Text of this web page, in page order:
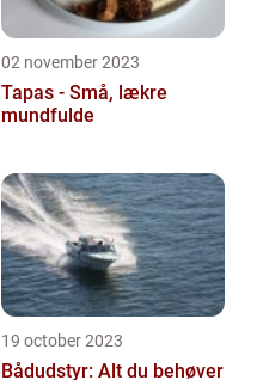
02 november 2023
Tapas - Små, lækre
mundfulde
19 october 2023
Bådudstyr: Alt du behøver